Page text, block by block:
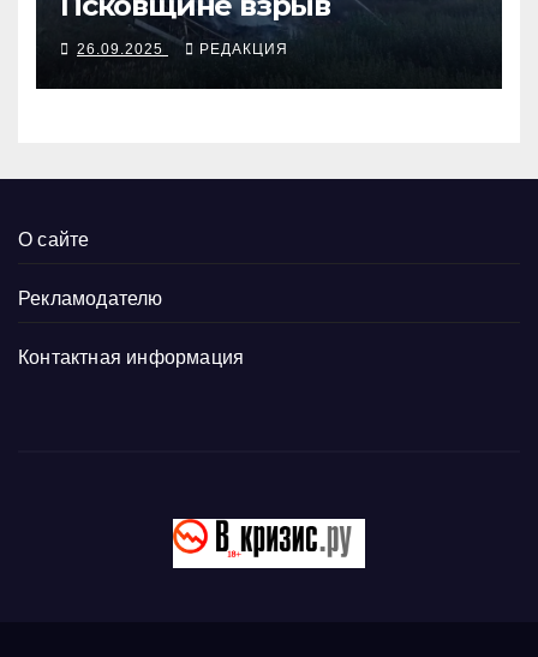
26.09.2025 РЕДАКЦИЯ
О сайте
Рекламодателю
Контактная информация